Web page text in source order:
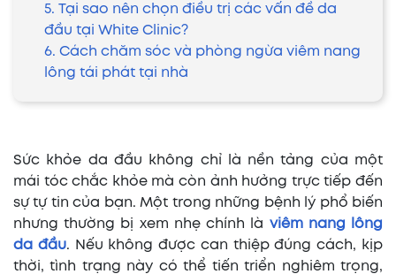
5. Tại sao nên chọn điều trị các vấn đề da
đầu tại White Clinic?
6. Cách chăm sóc và phòng ngừa viêm nang
lông tái phát tại nhà
Sức khỏe da đầu không chỉ là nền tảng của một
mái tóc chắc khỏe mà còn ảnh hưởng trực tiếp đến
sự tự tin của bạn. Một trong những bệnh lý phổ biến
nhưng thường bị xem nhẹ chính là viêm nang lông
da đầu. Nếu không được can thiệp đúng cách, kịp
thời, tình trạng này có thể tiến triển nghiêm trọng,